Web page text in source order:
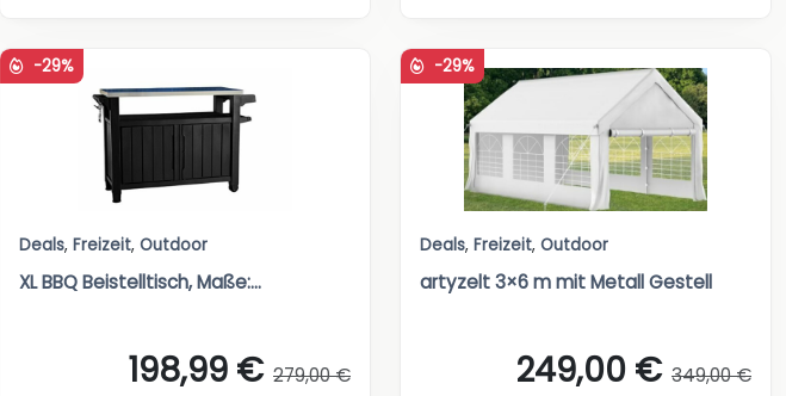
-29%
Deals, Freizeit, Outdoor
XL BBQ Beistelltisch, Maße:...
198,99 € 279,00 €
-29%
Deals, Freizeit, Outdoor
artyzelt 3×6 m mit Metall Gestell
249,00 € 349,00 €